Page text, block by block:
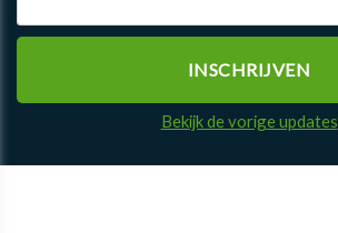
Bekijk de vorige updates